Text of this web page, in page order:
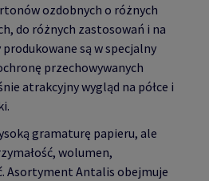
ozdobnych o różnych
do różnych zastosowań i na
są w specjalny
przechowywanych
atrakcyjny wygląd na półce i
gramaturę papieru, ale
wolumen,
Asortyment Antalis obejmuje